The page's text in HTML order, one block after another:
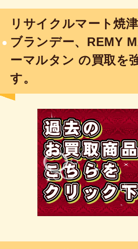
リサイクルマート焼
ブランデー、REMY
ーマルタン の買取を
す。